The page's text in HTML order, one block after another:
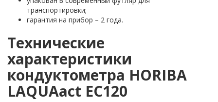
транспортировки;
гарантия на прибор – 2 года.
Технические
характеристики
кондуктометра HORIBA
LAQUAact EC120